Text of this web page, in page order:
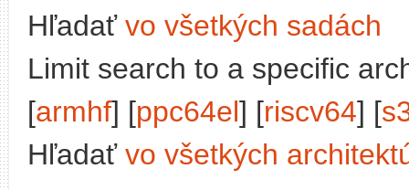
Hľadať vo všetkých sadách
Limit search to a specific
[armhf] [ppc64el] [riscv64] [
Hľadať vo všetkých